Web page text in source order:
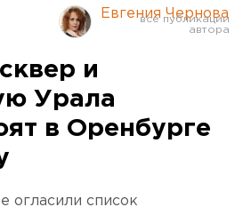
Оренбург
Евгения Чернова
и
Урала
в Оренбурге
огласили список